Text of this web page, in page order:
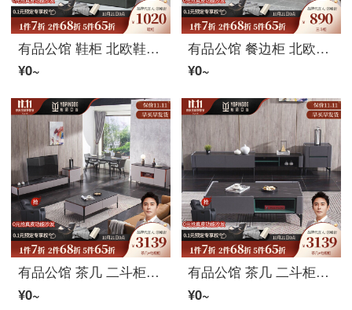
有品公馆 鞋柜 北欧鞋柜现代简约客厅轻奢实木玄关柜大容量家用门口收纳柜鞋橱 鞋柜100*35*100
¥0~
有品公馆 餐边柜 北欧六斗柜后现代简约时尚餐边柜客厅轻奢收纳储物柜厨房餐厅柜子 六斗柜 （B16）
¥0~
有品公馆 茶几 二斗柜组合意式极简进口岩版茶几电视柜组合客厅套装家具北欧小户型储物茶桌 茶几+电视柜+二斗柜
¥0~
有品公馆 茶几 二斗柜组合意式极简进口岩版茶几+电视柜组合客厅套装家具北欧小户型家用储物茶桌 电视柜（200*40*42cm）
¥0~